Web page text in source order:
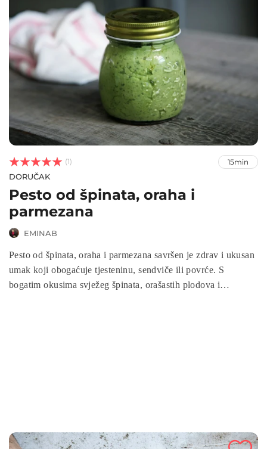


 (1) 15min
DORUČAK
Pesto od špinata, oraha i
parmezana
EMINAB
Pesto od špinata, oraha i parmezana savršen je zdrav i ukusan
umak koji obogaćuje tjesteninu, sendviče ili povrće. S
bogatim okusima svježeg špinata, orašastih plodova i